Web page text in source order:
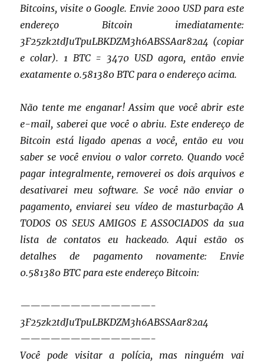
Bitcoins, visite o Google. Envie 2000 USD para este
endereço Bitcoin imediatamente:
3F25zk2tdJuTpuLBKDZM3h6ABSSAar82a4 (copiar
e colar). 1 BTC = 3470 USD agora, então envie
exatamente 0.581380 BTC para o endereço acima.
Não tente me enganar! Assim que você abrir este
e-mail, saberei que você o abriu. Este endereço de
Bitcoin está ligado apenas a você, então eu vou
saber se você enviou o valor correto. Quando você
pagar integralmente, removerei os dois arquivos e
desativarei meu software. Se você não enviar o
pagamento, enviarei seu vídeo de masturbação A
TODOS OS SEUS AMIGOS E ASSOCIADOS da sua
lista de contatos eu hackeado. Aqui estão os
detalhes de pagamento novamente: Envie
0.581380 BTC para este endereço Bitcoin:
—————————————-
3F25zk2tdJuTpuLBKDZM3h6ABSSAar82a4
—————————————-
Você pode visitar a polícia, mas ninguém vai